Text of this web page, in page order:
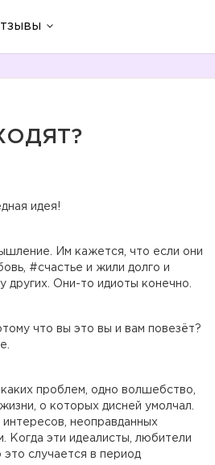
идея!
Им кажется, что если они
#счастье и жили долго и
других. Они-то идиоты конечно.
что вы это вы и вам повезёт?
проблем, одно волшебство,
о которых дисней умолчал.
неоправданных
Когда эти идеалисты, любители
случается в период